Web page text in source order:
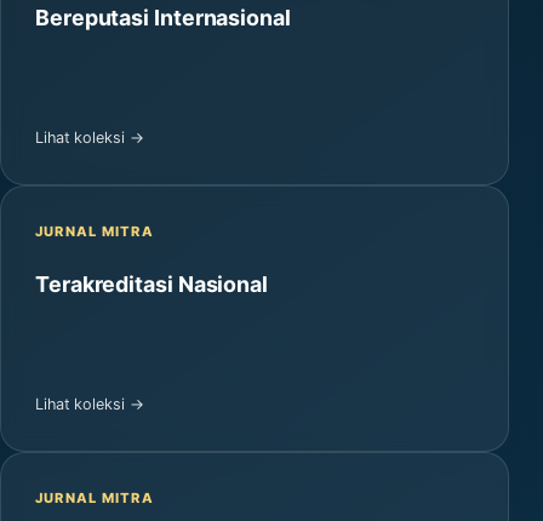
Bereputasi Internasional
Lihat koleksi →
JURNAL MITRA
Terakreditasi Nasional
Lihat koleksi →
JURNAL MITRA